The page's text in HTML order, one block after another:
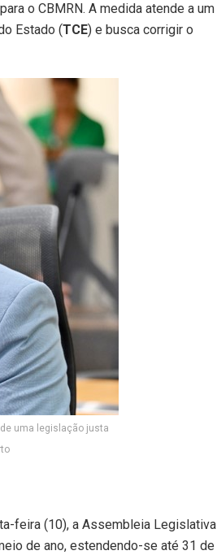
o CBMRN. A medida atende a um
Estado (TCE) e busca corrigir o
uma legislação justa
feira (10), a Assembleia Legislativa
de ano, estendendo-se até 31 de